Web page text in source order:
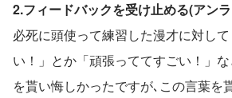
2.フィードバックを受け止める(アン
必死に頭使って練習した漫才に対し
い！」とか「頑張っててすごい！」
を貰い悔しかったですが､この言葉を